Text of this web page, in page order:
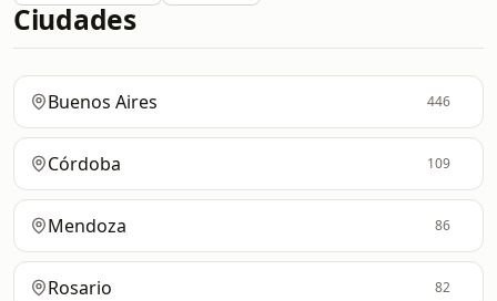
Ciudades
Buenos Aires 446
Córdoba 109
Mendoza 86
Rosario 82